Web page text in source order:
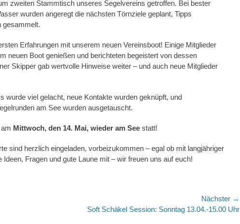
zweiten Stammtisch unseres Segelvereins getroffen. Bei bester
wurden angeregt die nächsten Törnziele geplant, Tipps
gesammelt.
Erfahrungen mit unserem neuen Vereinsboot! Einige Mitglieder
neuen Boot genießen und berichteten begeistert von dessen
Skipper gab wertvolle Hinweise weiter – und auch neue Mitglieder
wurde viel gelacht, neue Kontakte wurden geknüpft, und
am See wurden ausgetauscht.
Mittwoch, den 14. Mai, wieder am See statt!
sind herzlich eingeladen, vorbeizukommen – egal ob mit langjähriger
Fragen und gute Laune mit – wir freuen uns auf euch!
Nächster →
Soft Schäkel Session: Sonntag 13.04.-15.00 Uhr